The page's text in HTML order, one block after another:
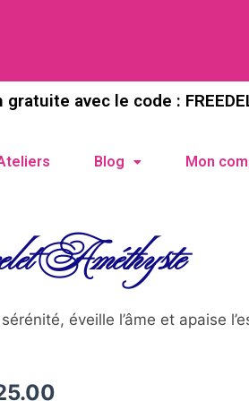
gratuite avec le code :
Blog Mon
Améthyste
éveille l’âme et apaise